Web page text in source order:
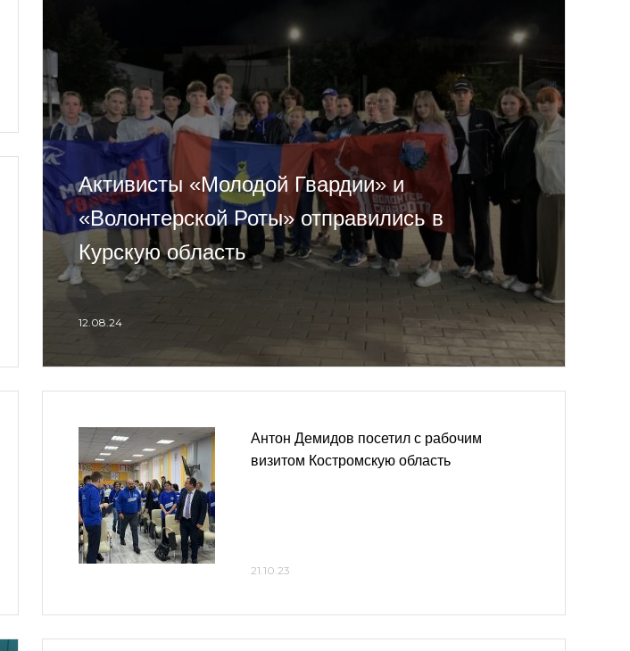
Активисты «Молодой Гвардии» и
«Волонтерской Роты» отправились в
Курскую область
12.08.24
Антон Демидов посетил с рабочим
визитом Костромскую область
21.10.23